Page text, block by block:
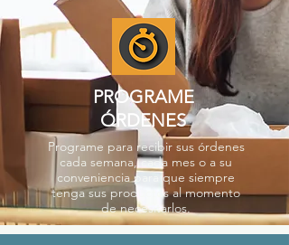
PROGRAME
ÓRDENES
Programe para recibir sus órdenes
cada semana, cada mes o a su
conveniencia para que siempre
tenga sus productos al momento
de necesitarlos.